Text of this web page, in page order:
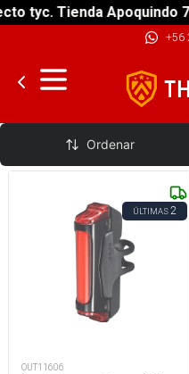
tyc. Tienda Apoquindo
+56
Luces Traseras
Ordenar
ÚLTIMAS2
OUT11606